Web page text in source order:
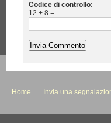
Codice di controllo:
12 + 8 =
Home Invia una